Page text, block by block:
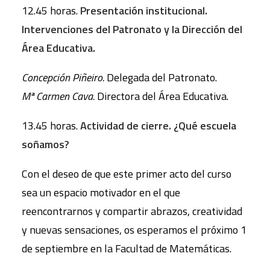
12.45 horas.Presentación institucional.
Intervenciones del Patronato y la Dirección del
Área Educativa.
Concepción Piñeiro.Delegada del Patronato.
Mª Carmen Cava.Directora del Área Educativa.
13.45 horas.Actividad de cierre. ¿Qué escuela
soñamos?
Con el deseo de que este primer acto del curso
sea un espacio motivador en el que
reencontrarnos y compartir abrazos, creatividad
y nuevas sensaciones, os esperamos el próximo 1
de septiembre en la Facultad de Matemáticas.